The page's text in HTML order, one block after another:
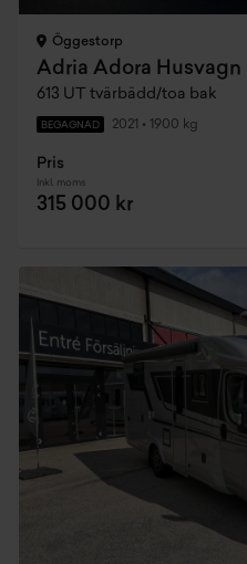
Öggestorp
Adria Adora Husvagn
613 UT tvärbädd/toa bak
BEGAGNAD 2021 • 1900 kg
Pris
Inkl. moms
315 000 kr